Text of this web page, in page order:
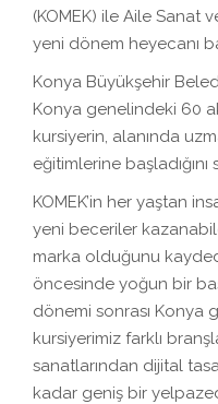
(KOMEK) ile Aile Sanat
yeni dönem heyecanı
Konya Büyükşehir
Konya genelindeki 60
kursiyerin, alanında
eğitimlerine başladığını
KOMEK’in her yaştan
yeni beceriler
marka olduğunu
öncesinde yoğun bir
dönemi sonrası Konya
kursiyerimiz farklı
sanatlarından dijital
kadar geniş bir